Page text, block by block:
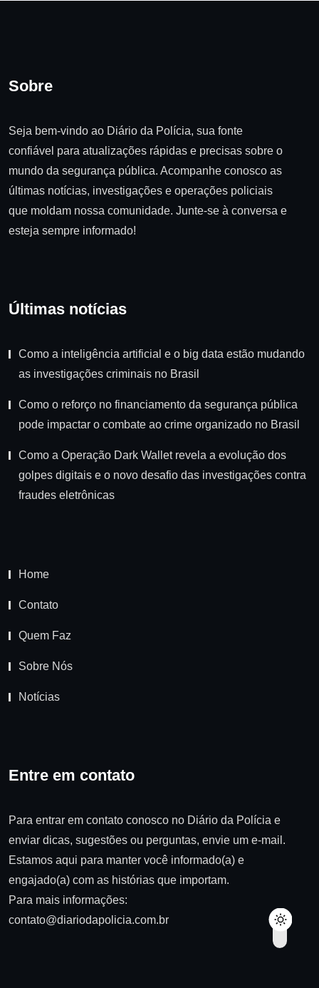
Sobre
Seja bem-vindo ao Diário da Polícia, sua fonte
confiável para atualizações rápidas e precisas sobre o
mundo da segurança pública. Acompanhe conosco as
últimas notícias, investigações e operações policiais
que moldam nossa comunidade. Junte-se à conversa e
esteja sempre informado!
Últimas notícias
Como a inteligência artificial e o big data estão mudando
as investigações criminais no Brasil
Como o reforço no financiamento da segurança pública
pode impactar o combate ao crime organizado no Brasil
Como a Operação Dark Wallet revela a evolução dos
golpes digitais e o novo desafio das investigações contra
fraudes eletrônicas
Home
Contato
Quem Faz
Sobre Nós
Notícias
Entre em contato
Para entrar em contato conosco no Diário da Polícia e
enviar dicas, sugestões ou perguntas, envie um e-mail.
Estamos aqui para manter você informado(a) e
engajado(a) com as histórias que importam.
Para mais informações:
contato@diariodapolicia.com.br